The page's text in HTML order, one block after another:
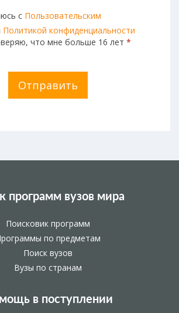
с Пользовательским
Политикой конфиденциальности
что мне больше 16 лет *
Отправить
программ вузов мира
Поисковик программ
по предметам
Поиск вузов
Вузы по странам
в поступлении